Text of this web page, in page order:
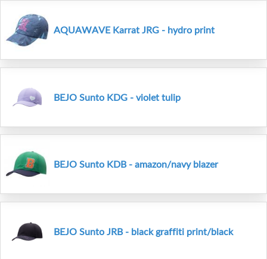
AQUAWAVE Karrat JRG - hydro print
BEJO Sunto KDG - violet tulip
BEJO Sunto KDB - amazon/navy blazer
BEJO Sunto JRB - black graffiti print/black